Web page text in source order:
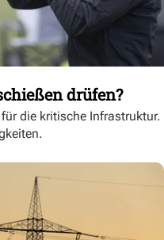
drüfen?
die kritische Infrastruktur.